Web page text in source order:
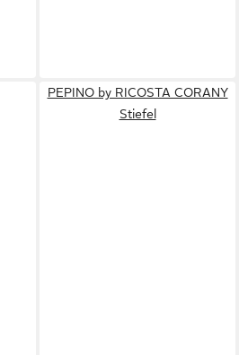
PEPINO by RICOSTA CORANY
Stiefel